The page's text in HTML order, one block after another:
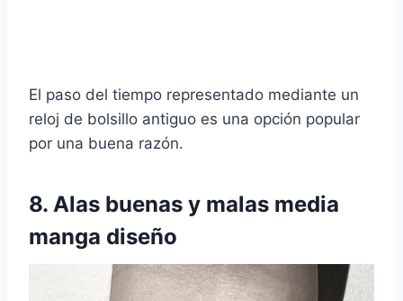
El paso del tiempo representado mediante un
reloj de bolsillo antiguo es una opción popular
por una buena razón.
8. Alas buenas y malas media
manga diseño